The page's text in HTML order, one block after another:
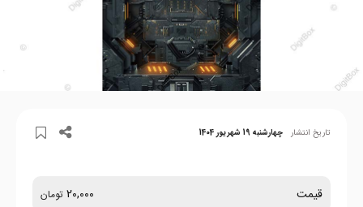
تاریخ انتشار چهارشنبه 19 شهریور 1404
قیمت 20,000 تومان